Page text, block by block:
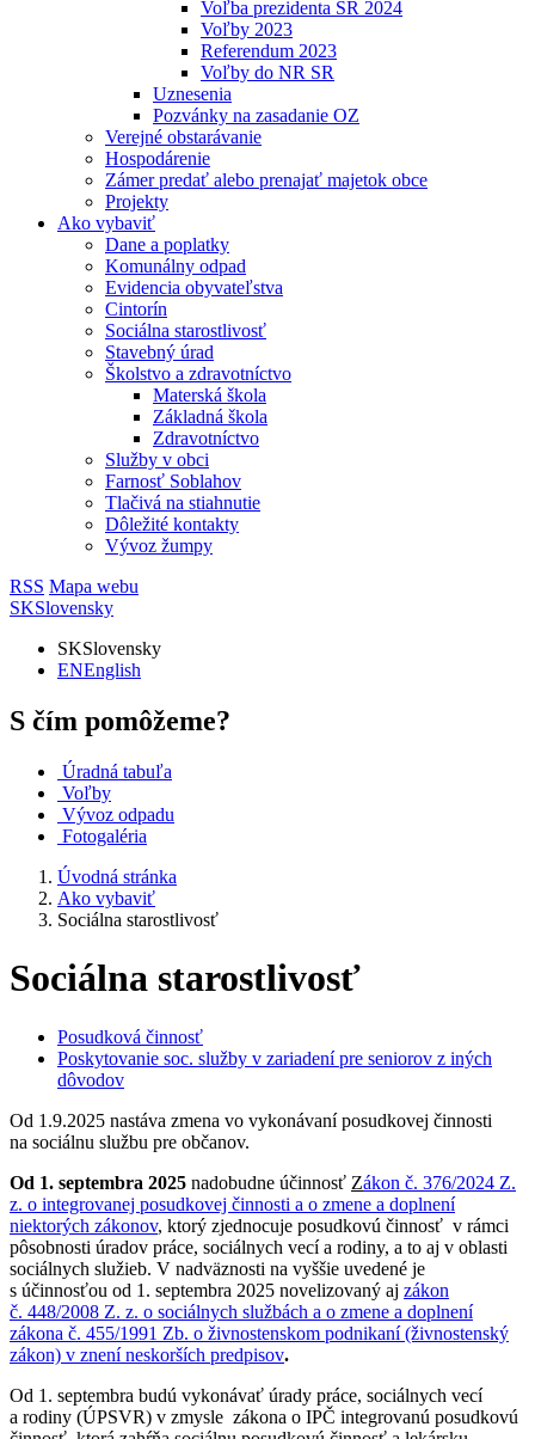
Voľba prezidenta SR 2024
Voľby 2023
Referendum 2023
Voľby do NR SR
Uznesenia
Pozvánky na zasadanie OZ
Verejné obstarávanie
Hospodárenie
Zámer predať alebo prenajať majetok obce
Projekty
Ako vybaviť
Dane a poplatky
Komunálny odpad
Evidencia obyvateľstva
Cintorín
Sociálna starostlivosť
Stavebný úrad
Školstvo a zdravotníctvo
Materská škola
Základná škola
Zdravotníctvo
Služby v obci
Farnosť Soblahov
Tlačivá na stiahnutie
Dôležité kontakty
Vývoz žumpy
RSS Mapa webu
SKSlovensky
SKSlovensky
ENEnglish
S čím pomôžeme?
Úradná tabuľa
Voľby
Vývoz odpadu
Fotogaléria
Úvodná stránka
Ako vybaviť
Sociálna starostlivosť
Sociálna starostlivosť
Posudková činnosť
Poskytovanie soc. služby v zariadení pre seniorov z iných
dôvodov
Od 1.9.2025 nastáva zmena vo vykonávaní posudkovej činnosti
na sociálnu službu pre občanov.
Od 1. septembra 2025 nadobudne účinnosť Zákon č. 376/2024 Z.
z. o integrovanej posudkovej činnosti a o zmene a doplnení
niektorých zákonov, ktorý zjednocuje posudkovú činnosť v rámci
pôsobnosti úradov práce, sociálnych vecí a rodiny, a to aj v oblasti
sociálnych služieb. V nadväznosti na vyššie uvedené je
s účinnosťou od 1. septembra 2025 novelizovaný aj zákon
č. 448/2008 Z. z. o sociálnych službách a o zmene a doplnení
zákona č. 455/1991 Zb. o živnostenskom podnikaní (živnostenský
zákon) v znení neskorších predpisov.
Od 1. septembra budú vykonávať úrady práce, sociálnych vecí
a rodiny (ÚPSVR) v zmysle zákona o IPČ integrovanú posudkovú